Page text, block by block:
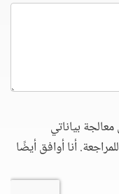
بياناتي
أنا أوافق أيضًا